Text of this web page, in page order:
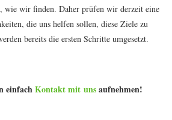
wie wir finden. Daher prüfen wir derzeit eine
die uns helfen sollen, diese Ziele zu
bereits die ersten Schritte umgesetzt.
einfachKontakt mit unsaufnehmen!